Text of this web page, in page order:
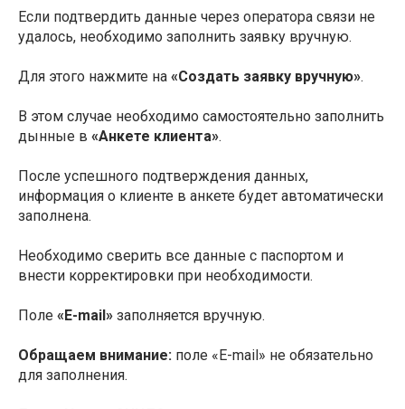
Если подтвердить данные через оператора связи не
удалось, необходимо заполнить заявку вручную.
Для этого нажмите на «Создать заявку вручную».
В этом случае необходимо самостоятельно заполнить
дынные в «Анкете клиента».
После успешного подтверждения данных,
информация о клиенте в анкете будет автоматически
заполнена.
Необходимо сверить все данные с паспортом и
внести корректировки при необходимости.
Поле «E-mail» заполняется вручную.
Обращаем внимание: поле «E-mail» не обязательно
для заполнения.